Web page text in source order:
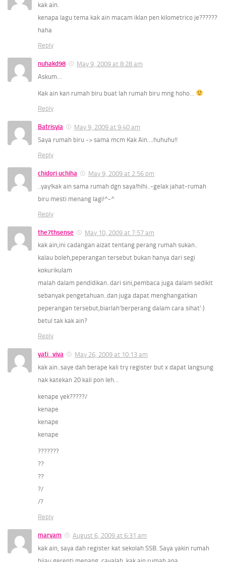
kak ain.
kenapa lagu tema kak ain macam iklan pen kilometrico je??????
haha
Reply
nuhakd98
May 9, 2009 at 8:28 am
Askum…
Kak ain kan rumah biru buat lah rumah biru mng hoho…
Reply
Batrisyia
May 9, 2009 at 9:40 am
Saya rumah biru -> sama mcm Kak Ain….huhuhu!!
Reply
chidori uchiha
May 9, 2009 at 2:56 pm
..yay!kak ain sama rumah dgn saya!hihi..-gelak jahat-rumah
biru mesti menang lagi!^-^
Reply
the7thsense
May 10, 2009 at 7:57 am
kak ain,ini cadangan aizat tentang perang rumah sukan..
kalau boleh,peperangan tersebut bukan hanya dari segi
kokurikulam
malah dalam pendidikan..dari sini,pembaca juga dalam sedikit
sebanyak pengetahuan..dan juga dapat menghangatkan
peperangan tersebut,biarlah’berperang dalam cara sihat’:)
betul tak kak ain?
Reply
yati_viva
May 26, 2009 at 10:13 am
kak ain..saye dah berape kali try register but x dapat langsung
nak katekan 20 kali pon leh…
kenape yek?????/
kenape
kenape
kenape
???????
??
??
?/
/?
Reply
maryam
August 6, 2009 at 6:31 am
kak ain, saya dah register kat sekolah SSB. Saya yakin rumah